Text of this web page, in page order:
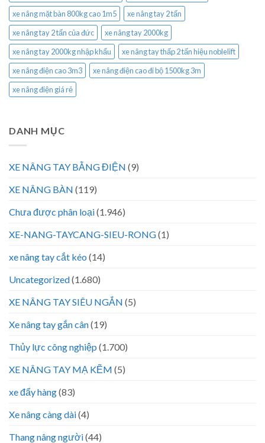
xe nâng mặt bàn 800kg cao 1m5
xe nâng tay 2 tấn
xe nâng tay 2 tấn của đức
xe nâng tay 2000kg
xe nâng tay 2000kg nhập khẩu
xe nâng tay thấp 2 tấn hiệu noblelift
xe nâng điện cao 3m3
xe nâng điện cao đi bộ 1500kg 3m
xe nâng điện giá rẻ
DANH MỤC
XE NÂNG TAY BẰNG ĐIỆN (9)
XE NÂNG BÀN (119)
Chưa được phân loại(1.946)
XE-NANG-TAYCANG-SIEU-RONG(1)
xe nâng tay cắt kéo (14)
Uncategorized(1.680)
XE NÂNG TAY SIÊU NGẮN (5)
Xe nâng tay gắn cân(19)
Thủy lực công nghiệp (1.700)
XE NÂNG TAY MẠ KẼM (5)
xe đẩy hàng(83)
Xe nâng càng dài(4)
Thang nâng người(44)